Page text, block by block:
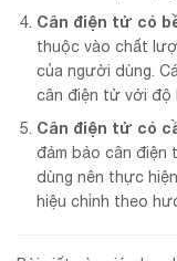
Cân điện tử có
thuộc vào chất
của người dùng.
cân điện tử với độ
Cân điện tử có
đảm bảo cân điện
dùng nên thực
hiệu chỉnh theo